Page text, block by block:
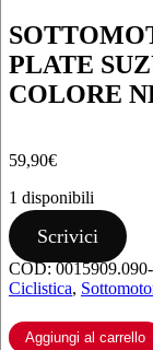
PLATE
COLORE
59,90€
1 disponibili
SOTTOMOTORE
ACERBIS
SKID
PLATE
RMZ
Scrivici
COD:
Ciclistica,
Aggiungi al carrello